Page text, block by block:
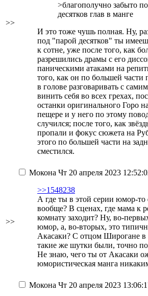
>>
>благополучно забыто
десятков глав в манге
И это тоже чушь полная. Ну,
под "парой десятков" ты
к сотне, уже после того, как
разрешились драмы с его
паническими атаками на
того, как он по большей части
в голове разговаривать с
винить себя во всех грехах,
останки оригинального Горо
пещере и у него по этому
случился; после того, как
пропали и фокус сюжета на
этого по большей части на
сместился.
>>
Мокона Чт 20 апреля 2023
>>1548238
А где ты в этой серии юмор-
вообще? В сценах, где мама к
комнату заходит? Ну, во-
юмор, а, во-вторых, это
Акасаки? С отцом Широгане в
такие же шутки были, точно
Не знаю, чего ты от Акасаки
юмористическая манга
Мокона Чт 20 апреля 2023